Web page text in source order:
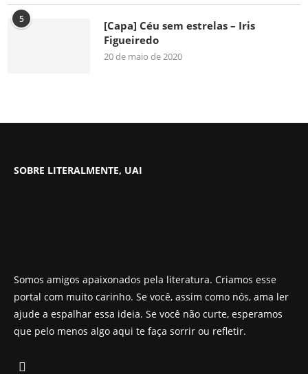
5
[Capa] Céu sem estrelas – Iris
Figueiredo
20 de maio de 2020
SOBRE LITERALMENTE, UAI
Somos amigos apaixonados pela literatura. Criamos esse
portal com muito carinho. Se você, assim como nós, ama ler
ajude a espalhar essa ideia. Se você não curte, esperamos
que pelo menos algo aqui te faça sorrir ou refletir.